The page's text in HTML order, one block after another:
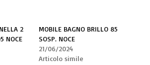
2
NOCE
MOBILE BAGNO BRILLO 85
SOSP. NOCE
21/06/2024
Articolo simile